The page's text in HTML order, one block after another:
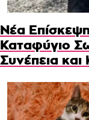
Νέα
Καταφύγιο
Συνέπεια και